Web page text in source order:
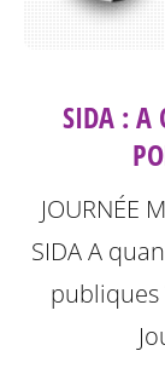
SIDA : A
JOURNÉE
SIDA A
publiques